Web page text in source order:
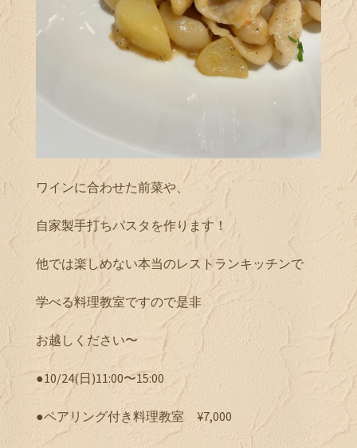
ワインに合わせた前菜や、
自家製手打ちパスタを作ります！
他では楽しめない本当のレストランキッチンで
学べる料理教室ですので是非
お越しください〜
●10/24(日)11:00〜15:00
●ペアリング付き料理教室 ¥7,000